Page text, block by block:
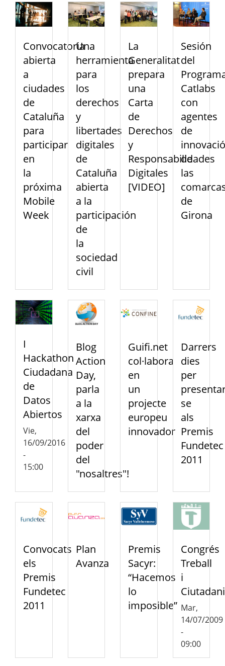
Convocatoria
abierta
a
ciudades
de
Cataluña
para
participar
en
la
próxima
Mobile
Week
Una
herramienta
para
los
derechos
y
libertades
digitales
de
Cataluña
abierta
a la
participación
de
la
sociedad
civil
La
Generalitat
prepara
una
Carta
de
Derechos
y
Responsabilidades
Digitales
[VIDEO]
Sesión
del
Catlabs
con
agentes
de
de
las
de
Girona
I
Hackathon
Ciudadana
de
Datos
Abiertos
Vie,
16/09/2016
-
15:00
Blog
Action
Day,
parla
a la
xarxa
del
poder
del
"nosaltres"!
Guifi.net
col·labora
en
un
projecte
europeu
innovador
Darrers
dies
per
se
als
Premis
Fundetec
2011
Convocats
els
Premis
Fundetec
2011
Plan
Avanza
Premis
Sacyr:
“Hacemos
lo
imposible”
Congrés
Treball
i
Mar,
14/07/2009
-
09:00